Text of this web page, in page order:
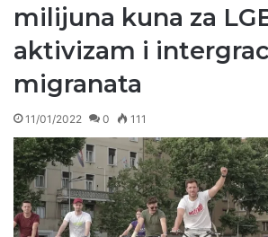
milijuna kuna za
aktivizam i
migranata
11/01/2022 0 111